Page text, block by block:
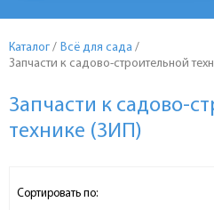
Каталог / Всё для сада /
Запчасти к садово-строительной
Запчасти к садово-
технике (ЗИП)
Сортировать по: